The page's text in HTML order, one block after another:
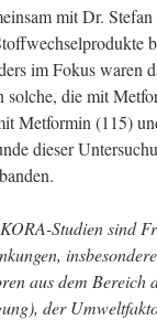
mit Dr.
im Fokus waren
solche, die mit
Metformin (115)
dieser
Studien sind
aus dem Bereich
der